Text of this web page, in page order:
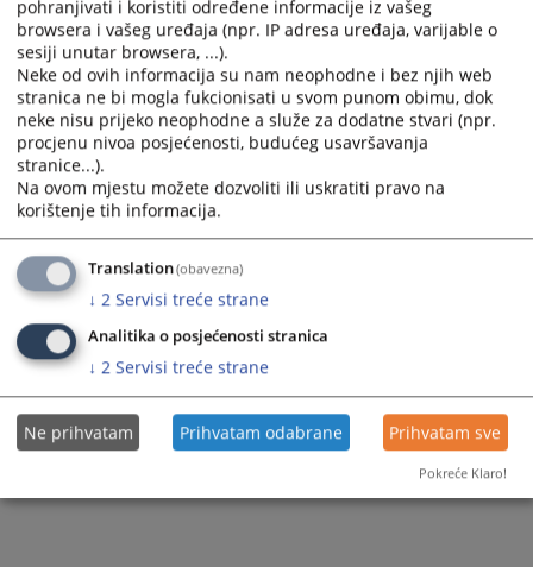
select
a
date.
Press
the
question
mark
key
get
keyboard
shortcuts
for
dates.
select
date.
Press
the
question
mark
shortcuts
dates.
Trenutno nema vijesti
pohranjivati i koristiti određene informacije iz vašeg
browsera i vašeg uređaja (npr. IP adresa uređaja, varijable o
sesiji unutar browsera, ...).
Neke od ovih informacija su nam neophodne i bez njih web
stranica ne bi mogla fukcionisati u svom punom obimu, dok
neke nisu prijeko neophodne a služe za dodatne stvari (npr.
procjenu nivoa posjećenosti, budućeg usavršavanja
stranice...).
Na ovom mjestu možete dozvoliti ili uskratiti pravo na
korištenje tih informacija.
Translation(obavezna)
↓ 2 Servisi treće strane
Analitika o posjećenosti stranica
↓ 2 Servisi treće strane
Ne prihvatam Prihvatam odabrane Prihvatam sve
Pokreće Klaro!